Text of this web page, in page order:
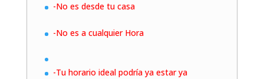
-No es desde tu casa
-No es a cualquier Hora
-Tu horario ideal podría ya estar ya